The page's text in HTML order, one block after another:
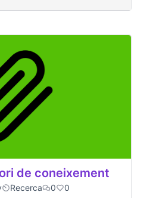
de coneixement
Recerca 0 0